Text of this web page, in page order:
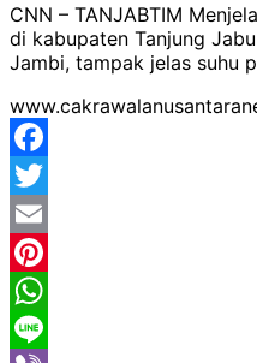
CNN – TANJABTIM
di kabupaten Tanjung
Jambi, tampak jelas suhu
Facebook
Twitter
Email
Pinterest
WhatsApp